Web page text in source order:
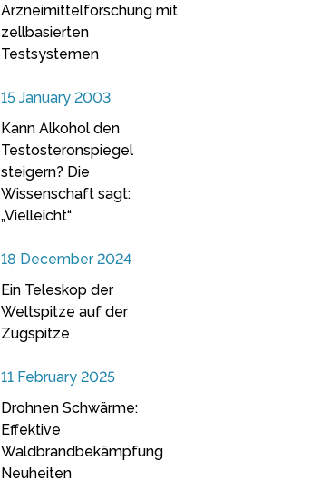
Arzneimittelforschung mit
zellbasierten
Testsystemen
15 January 2003
Kann Alkohol den
Testosteronspiegel
steigern? Die
Wissenschaft sagt:
„Vielleicht“
18 December 2024
Ein Teleskop der
Weltspitze auf der
Zugspitze
11 February 2025
Drohnen Schwärme:
Effektive
Waldbrandbekämpfung
Neuheiten